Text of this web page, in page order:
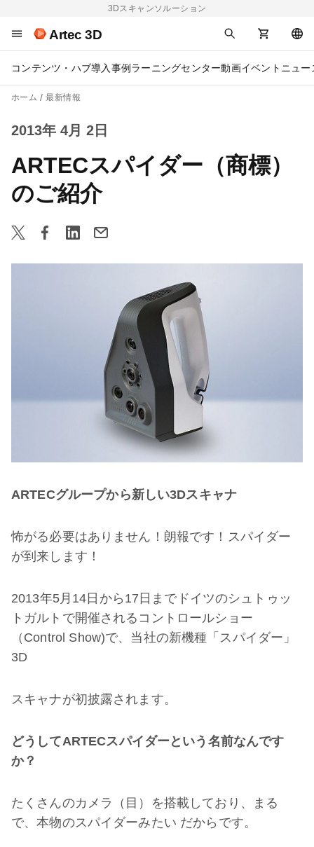
3Dスキャンソルーション
Artec 3D
コンテンツ・ハブ導入事例 ラーニングセンター動画イベント ニュー
ホーム 最新情報
2013年 4月 2日
ARTECスパイダー（商標）
のご紹介
ARTECグループから新しい3Dスキャナ
怖がる必要はありません！朗報です！スパイダー
が到来します！
2013年5月14日から17日までドイツのシュトゥッ
トガルトで開催されるコントロールショー
（Control Show)で、当社の新機種「スパイダー」
3D
スキャナが初披露されます。
どうしてARTECスパイダーという名前なんです
か？
たくさんのカメラ（目）を搭載しており、まる
で、本物のスパイダーみたい だからです。